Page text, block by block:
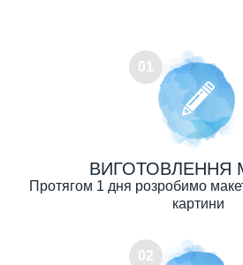
01
ВИГОТОВЛЕННЯ
Протягом 1 дня розробимо
картини
02